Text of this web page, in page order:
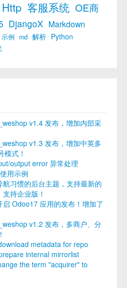
Http 客服系统 OE商
DjangoX Markdown
示例 md 解析 Python
v1.4 发布，增加内部采
v1.3 发布，增加中英多
模式！
output error 异常处理
用示例
习惯的后台主题，支持最新的
持企业版！
Odoo17 应用的发布！增加了
v1.2 发布，多商户、分
metadata for repo
internal mirrorlist
the term "acquirer" to